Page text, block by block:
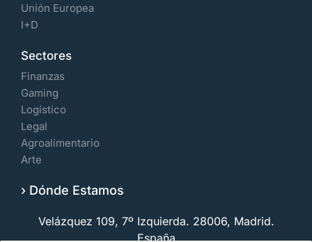
Unión Europea
I+D
Sectores
Finanzas
Gaming
Logístico
Legal
Agroalimentario
Arte
› Dónde Estamos
Velázquez 109, 7º Izquierda. 28006, Madrid.
España